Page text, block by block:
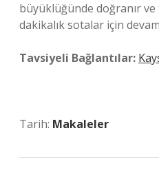
büyüklüğünde doğranır
dakikalık sotalar için
Tavsiyeli Bağlantılar:
Tarih: Makaleler